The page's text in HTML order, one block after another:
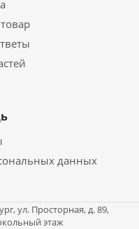
данных
ул. Просторная, д. 89,
этаж